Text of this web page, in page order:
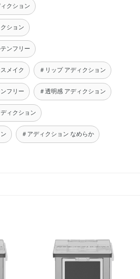
クション
ション
ンフリー
メイク ＃リップ アディクション
フリー ＃透明感 アディクション
ィクション
＃アディクション なめらか